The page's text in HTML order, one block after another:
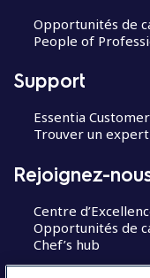
Opportunités de
People of
Support
Essentia
Trouver un expert
Rejoignez-
Centre
Opportunités de
Chef’s hub